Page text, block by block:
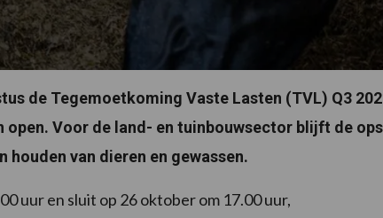
de Tegemoetkoming Vaste Lasten (TVL) Q3
open. Voor de land- en tuinbouwsector blijft de
van dieren en gewassen.
uur en sluit op 26 oktober om 17.00 uur,